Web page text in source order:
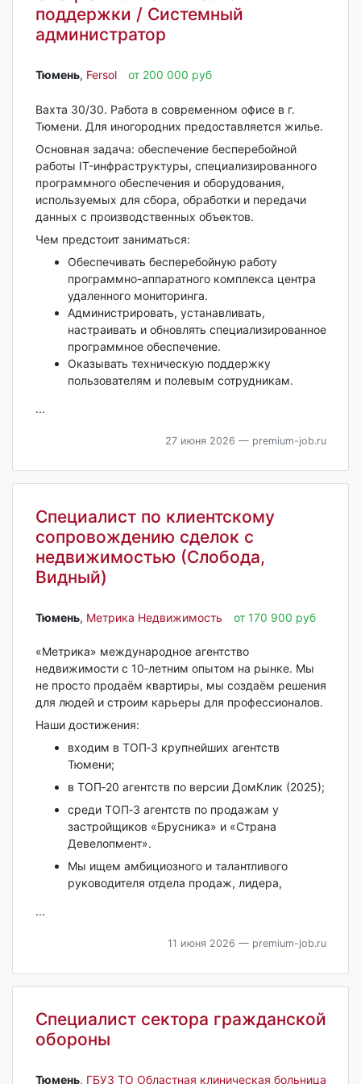
поддержки / Системный
администратор
Тюмень‎, Fersol от 200 000 руб
Вахта 30/30. Работа в современном офисе в г.
Тюмени. Для иногородних предоставляется жилье.
Основная задача: обеспечение бесперебойной
работы IT-инфраструктуры, специализированного
программного обеспечения и оборудования,
используемых для сбора, обработки и передачи
данных с производственных объектов.
Чем предстоит заниматься:
Обеспечивать бесперебойную работу
программно-аппаратного комплекса центра
удаленного мониторинга.
Администрировать, устанавливать,
настраивать и обновлять специализированное
программное обеспечение.
Оказывать техническую поддержку
пользователям и полевым сотрудникам.
...
27 июня 2026 — premium-job.ru
Специалист по клиентскому
сопровождению сделок с
недвижимостью (Слобода,
Видный)
Тюмень‎, Метрика Недвижимость от 170 900 руб
«Метрика» международное агентство
недвижимости с 10‑летним опытом на рынке. Мы
не просто продаём квартиры, мы создаём решения
для людей и строим карьеры для профессионалов.
Наши достижения:
входим в ТОП‑3 крупнейших агентств
Тюмени;
в ТОП‑20 агентств по версии ДомКлик (2025);
среди ТОП‑3 агентств по продажам у
застройщиков «Брусника» и «Страна
Девелопмент».
Мы ищем амбициозного и талантливого
руководителя отдела продаж, лидера,
...
11 июня 2026 — premium-job.ru
Специалист сектора гражданской
обороны
Тюмень‎, ГБУЗ ТО Областная клиническая больница